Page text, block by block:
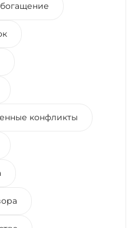
конфликты